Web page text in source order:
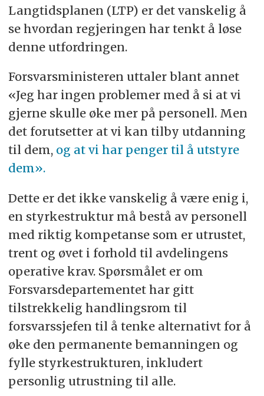
Langtidsplanen (LTP) er det vanskelig å
se hvordan regjeringen har tenkt å løse
denne utfordringen.
Forsvarsministeren uttaler blant annet
«Jeg har ingen problemer med å si at vi
gjerne skulle øke mer på personell. Men
det forutsetter at vi kan tilby utdanning
til dem, og at vi har penger til å utstyre
dem».
Dette er det ikke vanskelig å være enig i,
en styrkestruktur må bestå av personell
med riktig kompetanse som er utrustet,
trent og øvet i forhold til avdelingens
operative krav. Spørsmålet er om
Forsvarsdepartementet har gitt
tilstrekkelig handlingsrom til
forsvarssjefen til å tenke alternativt for å
øke den permanente bemanningen og
fylle styrkestrukturen, inkludert
personlig utrustning til alle.